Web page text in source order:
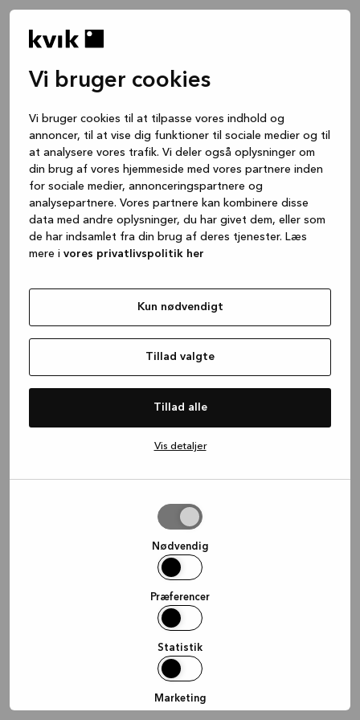
Vi bruger cookies
Vi bruger cookies til at tilpasse vores indhold og
annoncer, til at vise dig funktioner til sociale medier og til
at analysere vores trafik. Vi deler også oplysninger om
din brug af vores hjemmeside med vores partnere inden
for sociale medier, annonceringspartnere og
analysepartnere. Vores partnere kan kombinere disse
data med andre oplysninger, du har givet dem, eller som
de har indsamlet fra din brug af deres tjenester. Læs
mere i vores privatlivspolitik her
Kun nødvendigt
Tillad valgte
Tillad alle
Vis detaljer
Nødvendig
Præferencer
Statistik
Marketing
(see the browser console for more
information).